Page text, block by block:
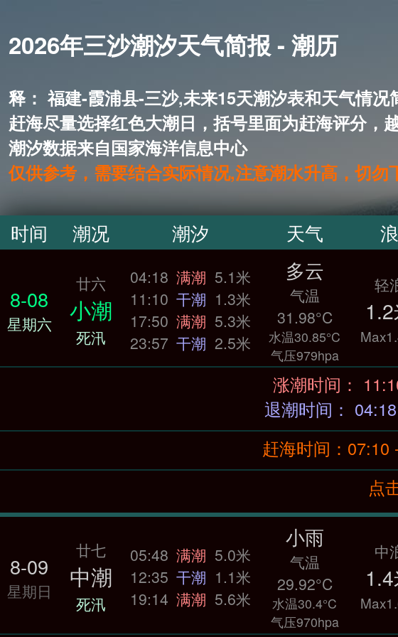
2026年三沙潮汐天气简报 - 潮历
释： 福建-霞浦县-三沙,未来15天潮汐表和天气
赶海尽量选择红色大潮日，括号里面为赶海评分，
潮汐数据来自国家海洋信息中心
仅供参考，需要结合实际情况,注意潮水升高，切勿
时间 潮况 潮汐 天气 浪
8-08
星期六
廿六
小潮
死汛
04:18 满潮 5.1米
11:10 干潮 1.3米
17:50 满潮 5.3米
23:57 干潮 2.5米
多云
气温
31.98°C
水温30.85°C
气压979hpa
轻
涨潮
退潮
赶海时间：07:10
点
8-09
星期日
廿七
中潮
死汛
05:48 满潮 5.0米
12:35 干潮 1.1米
19:14 满潮 5.6米
小雨
气温
29.92°C
水温30.4°C
气压970hpa
中